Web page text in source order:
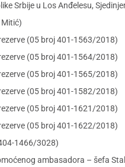
Srbije u Los Anđelesu,
Mitić)
(05 broj 401-1563/2018)
(05 broj 401-1564/2018)
(05 broj 401-1565/2018)
(05 broj 401-1582/2018)
(05 broj 401-1621/2018)
(05 broj 401-1622/2018)
1466/3028)
ambasadora – šefa